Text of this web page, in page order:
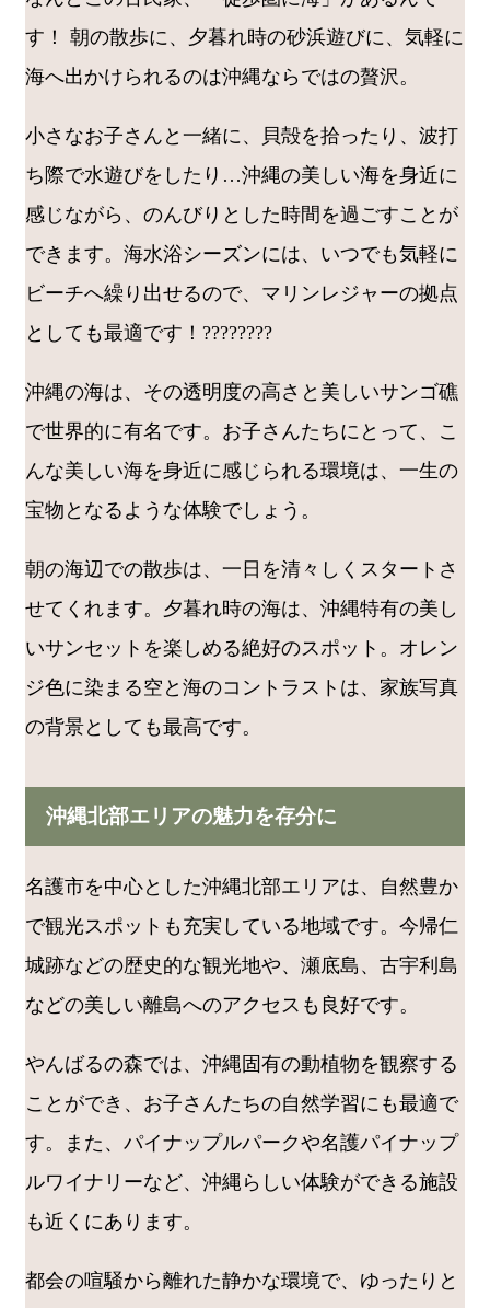
す！ 朝の散歩に、夕暮れ時の砂浜遊びに、気軽に
海へ出かけられるのは沖縄ならではの贅沢。
小さなお子さんと一緒に、貝殻を拾ったり、波打
ち際で水遊びをしたり…沖縄の美しい海を身近に
感じながら、のんびりとした時間を過ごすことが
できます。海水浴シーズンには、いつでも気軽に
ビーチへ繰り出せるので、マリンレジャーの拠点
としても最適です！????????
沖縄の海は、その透明度の高さと美しいサンゴ礁
で世界的に有名です。お子さんたちにとって、こ
んな美しい海を身近に感じられる環境は、一生の
宝物となるような体験でしょう。
朝の海辺での散歩は、一日を清々しくスタートさ
せてくれます。夕暮れ時の海は、沖縄特有の美し
いサンセットを楽しめる絶好のスポット。オレン
ジ色に染まる空と海のコントラストは、家族写真
の背景としても最高です。
沖縄北部エリアの魅力を存分に
名護市を中心とした沖縄北部エリアは、自然豊か
で観光スポットも充実している地域です。今帰仁
城跡などの歴史的な観光地や、瀬底島、古宇利島
などの美しい離島へのアクセスも良好です。
やんばるの森では、沖縄固有の動植物を観察する
ことができ、お子さんたちの自然学習にも最適で
す。また、パイナップルパークや名護パイナップ
ルワイナリーなど、沖縄らしい体験ができる施設
も近くにあります。
都会の喧騒から離れた静かな環境で、ゆったりと